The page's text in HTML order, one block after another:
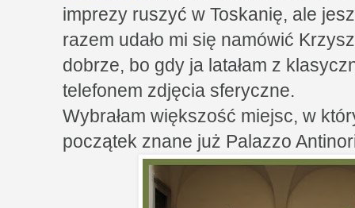
imprezy ruszyć w Toskanię, ale
razem udało mi się namówić
dobrze, bo gdy ja latałam z
telefonem zdjęcia sferyczne.
Wybrałam większość miejsc, w
początek znane już Palazzo